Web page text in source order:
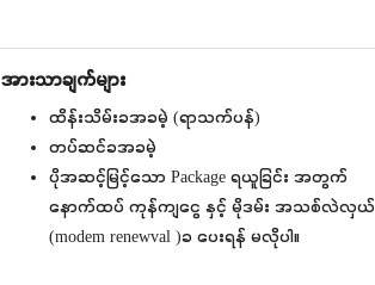
အားသာချက်များ
ထိန်းသိမ်းခအခမဲ့ (ရာသက်ပန်)
တပ်ဆင်ခအခမဲ့
ပိုအဆင့်မြင့်သော Package ရယူခြင်း အတွက်
နောက်ထပ် ကုန်ကျငွေ နှင့် မိုဒမ်း အသစ်လဲလှယ်
(modem renewval )ခ ပေးရန် မလိုပါ။